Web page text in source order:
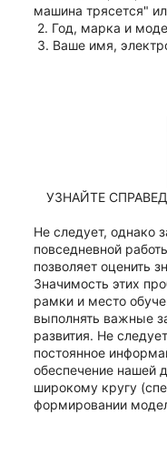
машина трясется"
2. Год, марка и
3. Ваше имя,
УЗНАЙТЕ
Не следует, однако
повседневной
позволяет оценить
Значимость этих
рамки и место
выполнять важные
развития. Не
постоянное
обеспечение нашей
широкому кругу
формировании